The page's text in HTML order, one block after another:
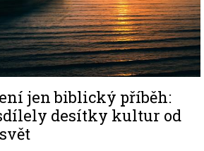
jen biblický příběh:
desítky kultur od